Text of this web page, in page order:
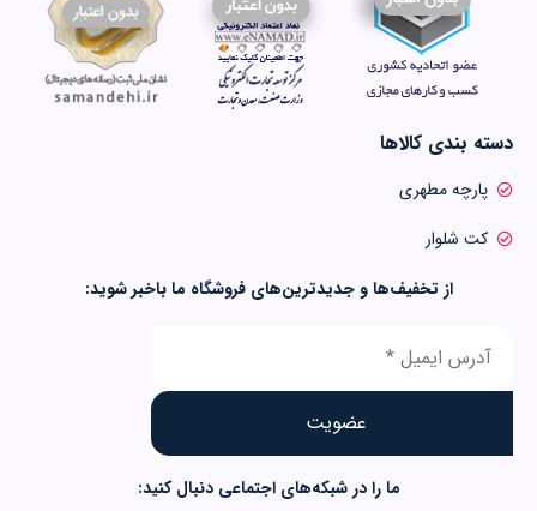
دسته بندی کالاها
پارچه مطهری
کت شلوار
از تخفیف‌ها و جدیدترین‌های فروشگاه ما باخبر شوید:
ما را در شبکه‌های اجتماعی دنبال کنید: